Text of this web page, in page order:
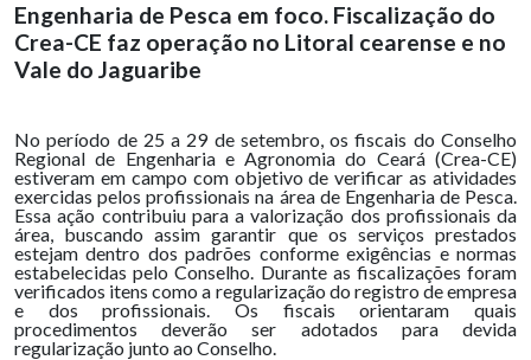
Engenharia de Pesca em foco. Fiscalização do
Crea-CE faz operação no Litoral cearense e no
Vale do Jaguaribe
No período de 25 a 29 de setembro, os fiscais do Conselho
Regional de Engenharia e Agronomia do Ceará (Crea-CE)
estiveram em campo com objetivo de verificar as atividades
exercidas pelos profissionais na área de Engenharia de Pesca.
Essa ação contribuiu para a valorização dos profissionais da
área, buscando assim garantir que os serviços prestados
estejam dentro dos padrões conforme exigências e normas
estabelecidas pelo Conselho. Durante as fiscalizações foram
verificados itens como a regularização do registro de empresa
e dos profissionais. Os fiscais orientaram quais
procedimentos deverão ser adotados para devida
regularização junto ao Conselho.